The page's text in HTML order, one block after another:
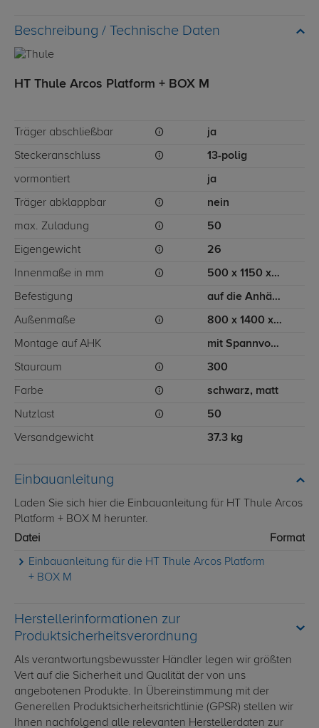
Technische Daten
HT Thule Arcos Platform + BOX M
Träger abschließbar ja
Steckeranschluss 13-polig
vormontiert ja
Träger abklappbar nein
max. Zuladung 50
Eigengewicht 26
Innenmaße in mm 500 x 1150 x 435
Befestigung auf die Anhängerkupplung
Außenmaße 800 x 1400 x 480
Montage auf AHK mit Spannvorrichtung
Stauraum 300
Farbe schwarz, matt
Nutzlast 50
Versandgewicht 37.3 kg
Einbauanleitung
Laden Sie sich hier die Einbauanleitung für HT Thule Arcos
Platform + BOX M herunter.
Datei
Format
Einbauanleitung für die HT Thule Arcos Platform
+ BOX M
Herstellerinformationen zur
Produktsicherheitsverordnung
Als verantwortungsbewusster Händler legen wir größten
Vert auf die Sicherheit und Qualität der von uns
angebotenen Produkte. In Übereinstimmung mit der
Generellen Produktsicherheitsrichtlinie (GPSR) stellen wir
Ihnen nachfolgend alle relevanten Herstellerdaten zur